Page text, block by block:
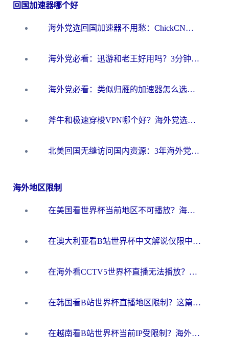
回国加速器哪个好
海外党选回国加速器不用愁：ChickCN和洞见哪个好？一篇搞定所有疑问
海外党必看：迅游和老王好用吗？3分钟选对加速国内网络的加速器
海外党必看：类似归雁的加速器怎么选？一篇搞定无缝访问国内资源
斧牛和极速穿梭VPN哪个好？海外党选回国加速器必看的真实对比与避坑指南
北美回国无缝访问国内资源：3年海外党亲测的加速器选择指南
海外地区限制
在美国看世界杯当前地区不可播放？海外党体育观赛终极指南来了！
在澳大利亚看B站世界杯中文解说仅限中国大陆？这篇指南帮你打破限制看遍赛事
在海外看CCTV5世界杯直播无法播放？这篇指南让你和国内球迷同步呐喊
在韩国看B站世界杯直播地区限制？这篇指南让你告别“当前地区不可播放”
在越南看B站世界杯当前IP受限制？海外党体育观赛终极指南来了